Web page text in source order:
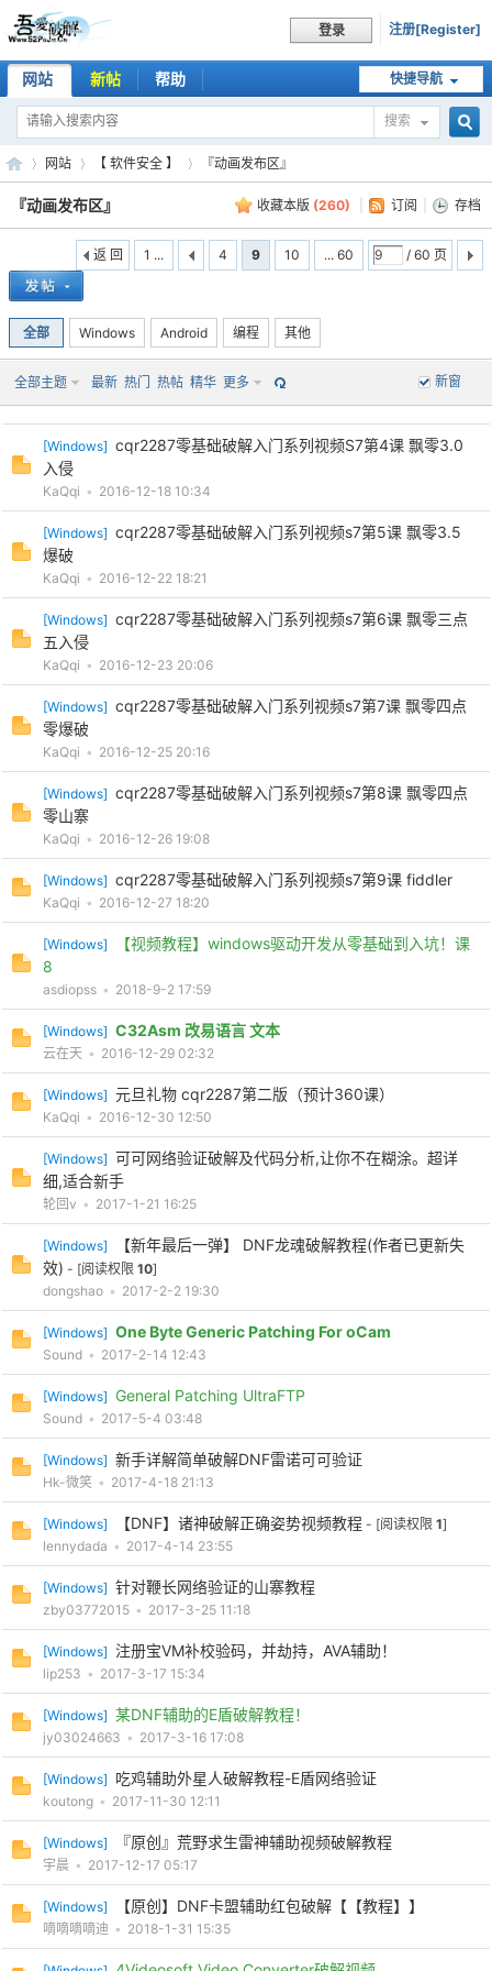
登录 注册[Register]
快捷导航
网站 新帖 帮助
搜索
爱
-
jie.
网站 【 软件安全 】 『动画发布区』
收藏本版 (260) 订阅 存档
『动画发布区』
1 ... 4 9 10 ... 60 / 60 页
返 回
全部 Windows Android 编程 其他
新窗
全部主题 最新 热门 热帖 精华 更多
[Windows] cqr2287零基础破解入门系列视频S7第4课 飘零3.0
入侵
KaQqi • 2016-12-18 10:34
[Windows] cqr2287零基础破解入门系列视频s7第5课 飘零3.5
爆破
KaQqi • 2016-12-22 18:21
[Windows] cqr2287零基础破解入门系列视频s7第6课 飘零三点
五入侵
KaQqi • 2016-12-23 20:06
[Windows] cqr2287零基础破解入门系列视频s7第7课 飘零四点
零爆破
KaQqi • 2016-12-25 20:16
[Windows] cqr2287零基础破解入门系列视频s7第8课 飘零四点
零山寨
KaQqi • 2016-12-26 19:08
[Windows] cqr2287零基础破解入门系列视频s7第9课 fiddler
KaQqi • 2016-12-27 18:20
[Windows]
【视频教程】windows驱动开发从零基础到入坑！课
8
asdiopss • 2018-9-2 17:59
[Windows] C32Asm 改易语言 文本
云在天 • 2016-12-29 02:32
[Windows] 元旦礼物 cqr2287第二版（预计360课）
KaQqi • 2016-12-30 12:50
[Windows] 可可网络验证破解及代码分析,让你不在糊涂。超详
细,适合新手
轮回v • 2017-1-21 16:25
[Windows]
【新年最后一弹】 DNF龙魂破解教程(作者已更新失
效) - [阅读权限 10]
dongshao • 2017-2-2 19:30
[Windows] One Byte Generic Patching For oCam
Sound • 2017-2-14 12:43
[Windows] General Patching UltraFTP
Sound • 2017-5-4 03:48
[Windows] 新手详解简单破解DNF雷诺可可验证
Hk-微笑 • 2017-4-18 21:13
[Windows] 【DNF】诸神破解正确姿势视频教程 - [阅读权限 1]
lennydada • 2017-4-14 23:55
[Windows] 针对鞭长网络验证的山寨教程
zby03772015 • 2017-3-25 11:18
[Windows] 注册宝VM补校验码，并劫持，AVA辅助！
lip253 • 2017-3-17 15:34
[Windows] 某DNF辅助的E盾破解教程！
jy03024663 • 2017-3-16 17:08
[Windows] 吃鸡辅助外星人破解教程-E盾网络验证
koutong • 2017-11-30 12:11
[Windows] 『原创』荒野求生雷神辅助视频破解教程
宇晨 • 2017-12-17 05:17
[Windows] 【原创】DNF卡盟辅助红包破解【【教程】】
嘀嘀嘀嘀迪 • 2018-1-31 15:35